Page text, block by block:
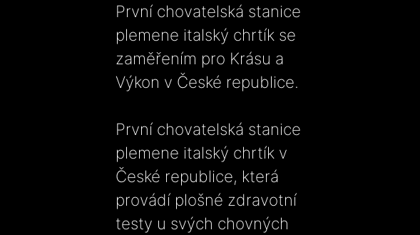
První chovatelská stanice
plemene italský chrtík se
zaměřením pro Krásu a
Výkon v České republice.
První chovatelská stanice
plemene italský chrtík v
České republice, která
provádí plošné zdravotní
testy u svých chovných